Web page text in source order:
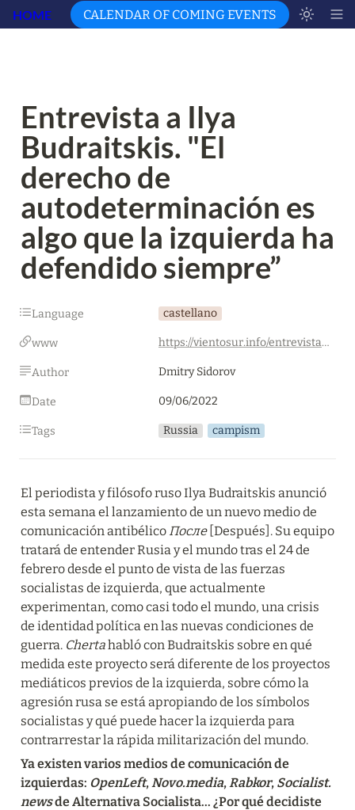
HOME CALENDAR OF COMING EVENTS
Entrevista a Ilya
Budraitskis. "El
derecho de
autodeterminación es
algo que la izquierda ha
defendido siempre”
Language castellano
www https://vientosur.info/entrevista-a-ilya-budraitskis-el-derecho-de-autodeterminacion-es-algo-que-la-izquierda-ha-defendido-siempre/
Author Dmitry Sidorov
Date 09/06/2022
Tags Russia campism
El periodista y filósofo ruso Ilya Budraitskis anunció
esta semana el lanzamiento de un nuevo medio de
comunicación antibélico После [Después]. Su equipo
tratará de entender Rusia y el mundo tras el 24 de
febrero desde el punto de vista de las fuerzas
socialistas de izquierda, que actualmente
experimentan, como casi todo el mundo, una crisis
de identidad política en las nuevas condiciones de
guerra. Cherta habló con Budraitskis sobre en qué
medida este proyecto será diferente de los proyectos
mediáticos previos de la izquierda, sobre cómo la
agresión rusa se está apropiando de los símbolos
socialistas y qué puede hacer la izquierda para
contrarrestar la rápida militarización del mundo.
Ya existen varios medios de comunicación de
izquierdas: OpenLeft, Novo.media, Rabkor, Socialist.
news de Alternativa Socialista... ¿Por qué decidiste